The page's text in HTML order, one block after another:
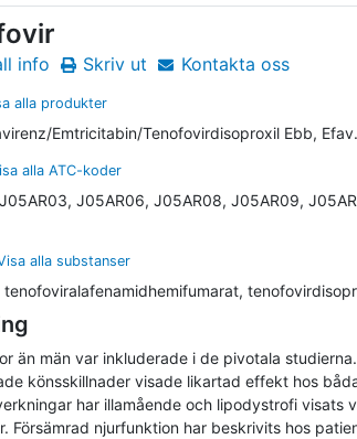
info Skriv ut Kontakta oss
alla produkter
Emtricitabin/Tenofovirdisoproxil Ebb,
alla ATC-koder
J05AR06, J05AR08, J05AR09,
alla substanser
än män var inkluderade i de pivotala
könsskillnader visade likartad effekt hos
har illamående och lipodystrofi visats
Försämrad njurfunktion har beskrivits hos